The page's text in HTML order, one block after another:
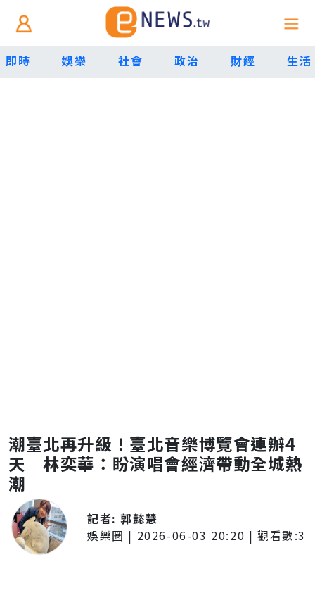
即時 娛樂 社會 政治 財經 生活
潮臺北再升級！臺北音樂博覽會連辦4
天 林奕華：盼演唱會經濟帶動全城熱
潮
記者:郭懿慧
娛樂圈 | 2026-06-03 20:20 | 觀看數:3